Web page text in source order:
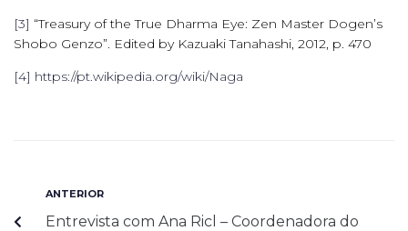
[3] “Treasury of the True Dharma Eye: Zen Master Dogen’s
Shobo Genzo”. Edited by Kazuaki Tanahashi, 2012, p. 470
[4] https://pt.wikipedia.org/wiki/Naga
ANTERIOR
Entrevista com Ana Ricl – Coordenadora do